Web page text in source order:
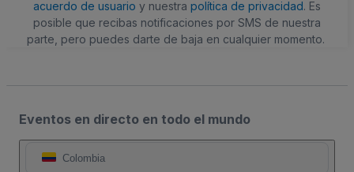
acuerdo de usuario y nuestra política de privacidad. Es
posible que recibas notificaciones por SMS de nuestra
parte, pero puedes darte de baja en cualquier momento.
Eventos en directo en todo el mundo
Colombia